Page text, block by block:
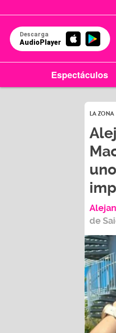
Descarga
AudioPlayer
Espectáculos
LA ZONA
de